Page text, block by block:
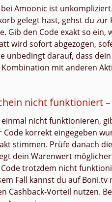
Amoonic ist
gelegt hast, gehst du
Gib den Code exakt so
wird sofort abgezogen,
unbedingt darauf, dass
mit anderen
nicht funktioniert
nicht funktionieren,
Code korrekt eingegeben
stimmen. Prüfe danach
dein Warenwert
trotzdem nicht
Fall kannst du auf
Cashback-Vorteil nutzen.